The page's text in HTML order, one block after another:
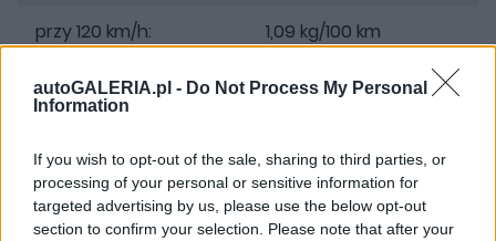
autoGALERIA.pl - Do Not Process My Personal
Information
If you wish to opt-out of the sale, sharing to third parties, or
processing of your personal or sensitive information for
targeted advertising by us, please use the below opt-out
section to confirm your selection. Please note that after your
przy 120 km/h: 1,09 kg/100 km
przy 140 km/h: 1,62 kg/100 km
Toyota Mirai - podsumowanie i opinia